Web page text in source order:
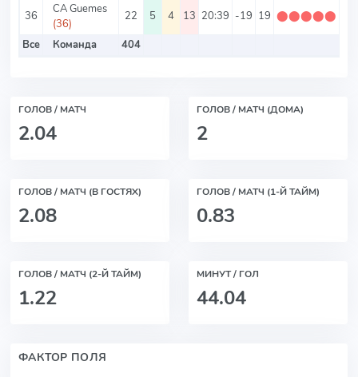
36
CA Guemes
(36)
22 5 4 13 20:39 -19 19 ⬤⬤⬤⬤⬤
Все
Команда 404
ГОЛОВ / МАТЧ
2.04
ГОЛОВ / МАТЧ (ДОМА)
2
ГОЛОВ / МАТЧ (В ГОСТЯХ)
2.08
ГОЛОВ / МАТЧ (1-Й ТАЙМ)
0.83
ГОЛОВ / МАТЧ (2-Й ТАЙМ)
1.22
МИНУТ / ГОЛ
44.04
ФАКТОР ПОЛЯ